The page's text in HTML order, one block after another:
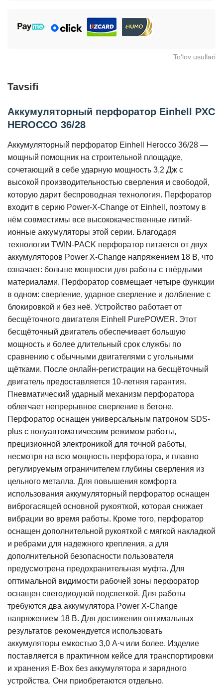
To‘lov usullari
Tavsifi
Аккумуляторный перфоратор Einhell PXC
HEROCCO 36/28
Аккумуляторный перфоратор Einhell Herocco 36/28 —
мощный помощник на строительной площадке,
сочетающий в себе ударную мощность 3,2 Дж с
высокой производительностью сверления и свободой,
которую дарит беспроводная технология. Перфоратор
входит в серию Power-X-Change от Einhell, поэтому в
нём совместимы все высококачественные литий-
ионные аккумуляторы этой серии. Благодаря
технологии TWIN-PACK перфоратор питается от двух
аккумуляторов Power X-Change напряжением 18 В, что
означает: больше мощности для работы с твёрдыми
материалами. Перфоратор совмещает четыре функции
в одном: сверление, ударное сверление и долбление с
блокировкой и без неё. Устройство работает от
бесщёточного двигателя Einhell PurePOWER. Этот
бесщёточный двигатель обеспечивает большую
мощность и более длительный срок службы по
сравнению с обычными двигателями с угольными
щётками. После онлайн-регистрации на бесщёточный
двигатель предоставляется 10-летняя гарантия.
Пневматический ударный механизм перфоратора
облегчает непрерывное сверление в бетоне.
Перфоратор оснащен универсальным патроном SDS-
plus с полуавтоматическим режимом работы,
прецизионной электроникой для точной работы,
несмотря на всю мощность перфоратора, и плавно
регулируемым ограничителем глубины сверления из
цельного металла. Для повышения комфорта
использования аккумуляторный перфоратор оснащен
виброгасящей основной рукояткой, которая снижает
вибрации во время работы. Кроме того, перфоратор
оснащен дополнительной рукояткой с мягкой накладкой
и ребрами для надежного крепления, а для
дополнительной безопасности пользователя
предусмотрена предохранительная муфта. Для
оптимальной видимости рабочей зоны перфоратор
оснащен светодиодной подсветкой. Для работы
требуются два аккумулятора Power X-Change
напряжением 18 В. Для достижения оптимальных
результатов рекомендуется использовать
аккумуляторы емкостью 3,0 А·ч или более. Изделие
поставляется в практичном кейсе для транспортировки
и хранения E-Box без аккумулятора и зарядного
устройства. Они приобретаются отдельно.